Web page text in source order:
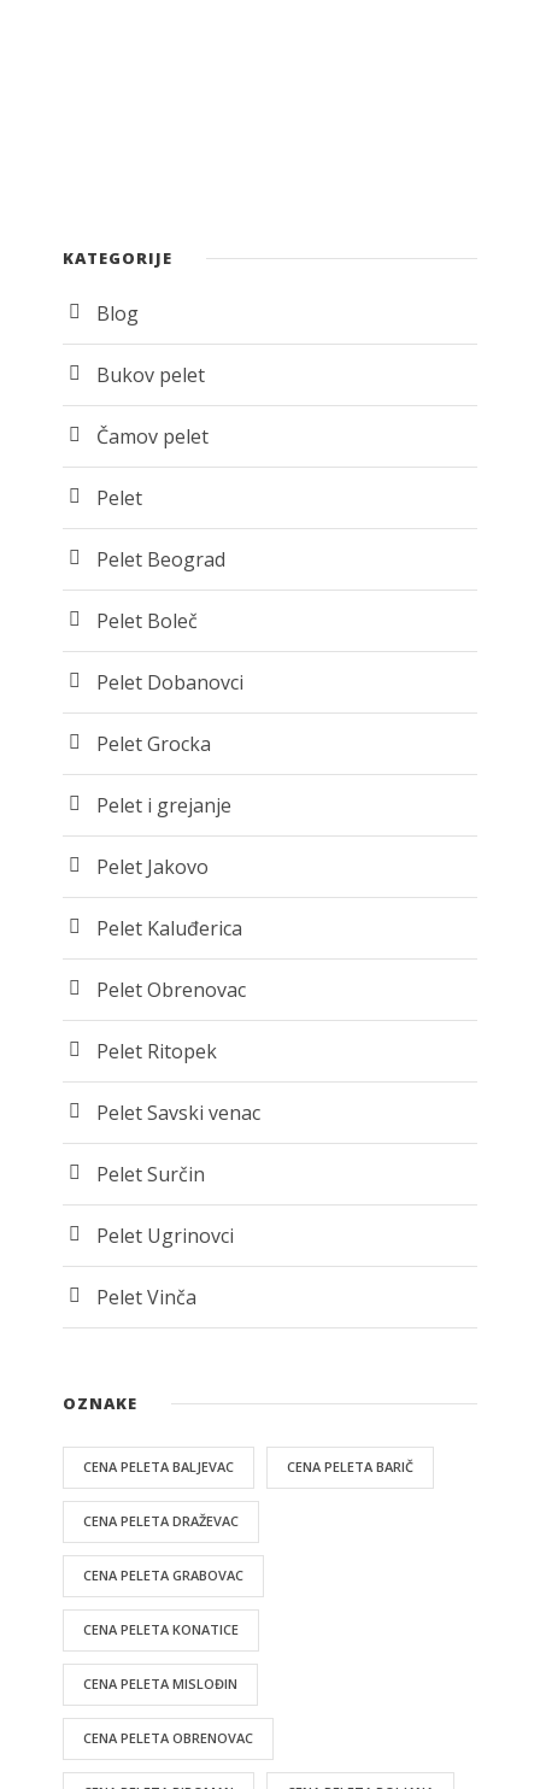
KATEGORIJE
Blog
Bukov pelet
Čamov pelet
Pelet
Pelet Beograd
Pelet Boleč
Pelet Dobanovci
Pelet Grocka
Pelet i grejanje
Pelet Jakovo
Pelet Kaluđerica
Pelet Obrenovac
Pelet Ritopek
Pelet Savski venac
Pelet Surčin
Pelet Ugrinovci
Pelet Vinča
OZNAKE
CENA PELETA BALJEVAC CENA PELETA BARIČ
CENA PELETA DRAŽEVAC
CENA PELETA GRABOVAC
CENA PELETA KONATICE
CENA PELETA MISLOĐIN
CENA PELETA OBRENOVAC